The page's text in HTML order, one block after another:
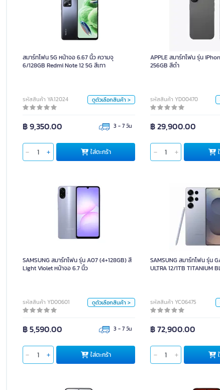
สมาร์ทโฟน 5G หน้าจอ 6.67 นิ้ว ความจุ
6/128GB Redmi Note 12 5G สีเทา
รหัสสินค้า YA12024 ดูตัวเลือกสินค้า >
฿ 9,350.00 3 - 7 วัน
ใส่ตะกร้า
สมาร์ทโฟน 5G หน้าจอ 6.67 นิ้ว ความจุ
6/128GB Redmi Note 12 5G สีเทา
สี
ใส่ตะกร้า
APPLE สมาร์ทโฟน รุ่น
256GB สีดำ
รหัสสินค้า YD00470
฿ 29,900.00
APPLE สมาร์ทโฟน รุ่
ใส่ตะกร้า
SAMSUNG สมาร์ทโฟน รุ่น A07 (4+128GB) สี
Light Violet หน้าจอ 6.7 นิ้ว
รหัสสินค้า YD00601 ดูตัวเลือกสินค้า >
฿ 5,590.00 3 - 7 วัน
ใส่ตะกร้า
SAMSUNG สมาร์ทโฟน รุ่น A07 (4+128GB) สี
Light Violet หน้าจอ 6.7 นิ้ว
หน่วย
สี
ใส่ตะกร้า
SAMSUNG สมาร์ทโฟน รุ่น
ULTRA 12/1TB TITANIUM
รหัสสินค้า YC06475
฿ 72,900.00
SAMSUNG สมาร์ทโฟ
ULTRA 12/1TB
ใส่ตะกร้า